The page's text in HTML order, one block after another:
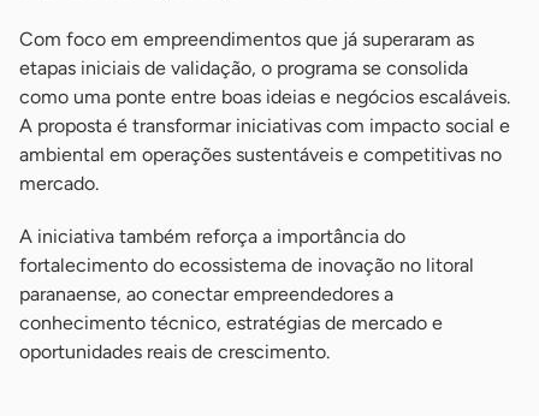
Com foco em empreendimentos que já superaram as
etapas iniciais de validação, o programa se consolida
como uma ponte entre boas ideias e negócios escaláveis.
A proposta é transformar iniciativas com impacto social e
ambiental em operações sustentáveis e competitivas no
mercado.
A iniciativa também reforça a importância do
fortalecimento do ecossistema de inovação no litoral
paranaense, ao conectar empreendedores a
conhecimento técnico, estratégias de mercado e
oportunidades reais de crescimento.